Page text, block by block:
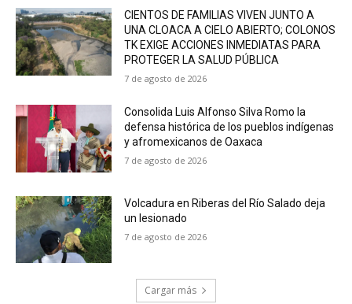
CIENTOS DE FAMILIAS VIVEN JUNTO A
UNA CLOACA A CIELO ABIERTO; COLONOS
TK EXIGE ACCIONES INMEDIATAS PARA
PROTEGER LA SALUD PÚBLICA
7 de agosto de 2026
Consolida Luis Alfonso Silva Romo la
defensa histórica de los pueblos indígenas
y afromexicanos de Oaxaca
7 de agosto de 2026
Volcadura en Riberas del Río Salado deja
un lesionado
7 de agosto de 2026
Cargar más